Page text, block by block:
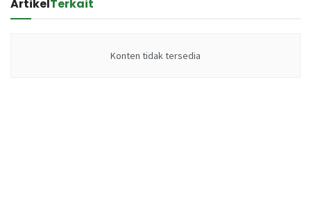
ArtikelTerkait
Konten tidak tersedia